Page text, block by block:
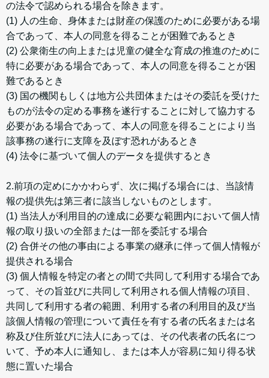
の法令で認められる場合を除きます。
(1) 人の生命、身体または財産の保護のために必要がある場
合であって、本人の同意を得ることが困難であるとき
(2) 公衆衛生の向上または児童の健全な育成の推進のために
特に必要がある場合であって、本人の同意を得ることが困
難であるとき
(3) 国の機関もしくは地方公共団体またはその委託を受けた
ものが法令の定める事務を遂行することに対して協力する
必要がある場合であって、本人の同意を得ることにより当
該事務の遂行に支障を及ぼす恐れがあるとき
(4) 法令に基づいて個人のデータを提供するとき
2.前項の定めにかかわらず、次に掲げる場合には、当該情
報の提供先は第三者に該当しないものとします。
(1) 当法人が利用目的の達成に必要な範囲内において個人情
報の取り扱いの全部または一部を委託する場合
(2) 合併その他の事由による事業の継承に伴って個人情報が
提供される場合
(3) 個人情報を特定の者との間で共同して利用する場合であ
って、その旨並びに共同して利用される個人情報の項目、
共同して利用する者の範囲、利用する者の利用目的及び当
該個人情報の管理について責任を有する者の氏名または名
称及び住所並びに法人にあっては、その代表者の氏名につ
いて、予め本人に通知し、または本人が容易に知り得る状
態に置いた場合